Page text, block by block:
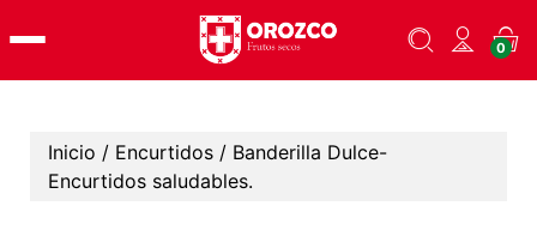
content
0
Inicio / Encurtidos / Banderilla Dulce-
Encurtidos saludables.